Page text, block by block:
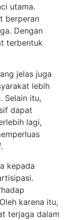
utama.
berperan
Dengan
terbentuk
jelas juga
lebih
Selain itu,
dapat
lagi,
kepada
karena itu,
terjaga dalam